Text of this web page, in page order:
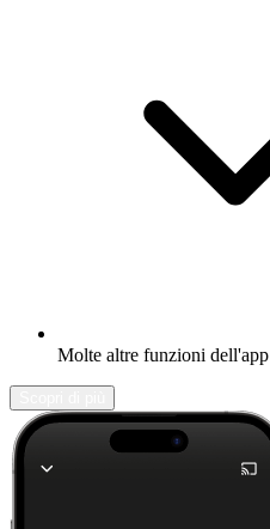
Molte altre funzioni dell'app